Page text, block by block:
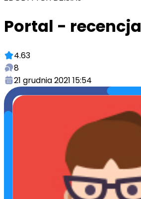
Portal - recencja
4.63
8
21 grudnia 2021 15:54